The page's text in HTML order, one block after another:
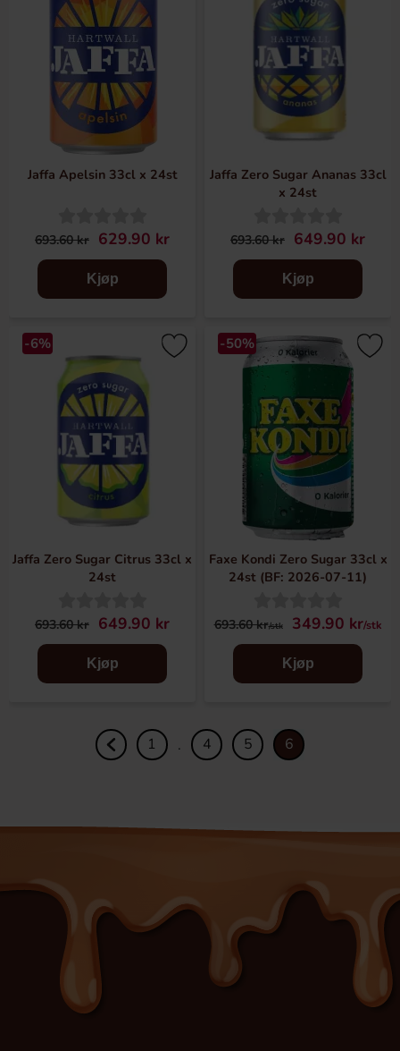
Jaffa Apelsin 33cl x 24st
693.60 kr 629.90 kr
Kjøp
Jaffa Zero Sugar Ananas 33cl
x 24st
693.60 kr 649.90 kr
Kjøp
-6%
Jaffa Zero Sugar Citrus 33cl x
24st
693.60 kr 649.90 kr
Kjøp
-50%
Faxe Kondi Zero Sugar 33cl x
24st (BF: 2026-07-11)
693.60 kr/stk 349.90 kr/stk
Kjøp
1 . 4 5 6